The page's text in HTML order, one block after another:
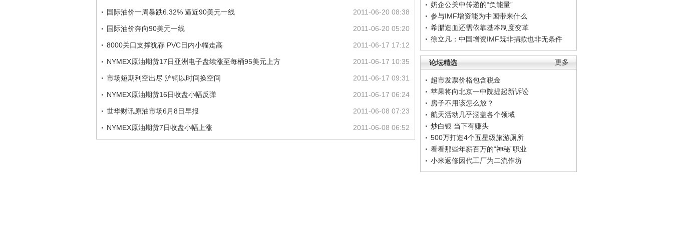
奶企公关中传递的“负能量”
参与IMF增资能为中国带来什么
希腊造血还需依靠基本制度变革
徐立凡：中国增资IMF既非捐款也非无条件
更多
论坛精选
超市发票价格包含税金
苹果将向北京一中院提起新诉讼
房子不用该怎么放？
航天活动几乎涵盖各个领域
炒白银 当下有赚头
500万打造4个五星级旅游厕所
看看那些年薪百万的“神秘”职业
小米返修因代工厂为二流作坊
2011-06-20 08:38
国际油价一周暴跌6.32% 逼近90美元一线
2011-06-20 05:20
国际油价奔向90美元一线
2011-06-17 17:12
8000关口支撑犹存 PVC日内小幅走高
2011-06-17 10:35
NYMEX原油期货17日亚洲电子盘续涨至每桶95美元上方
2011-06-17 09:31
市场短期利空出尽 沪铜以时间换空间
2011-06-17 06:24
NYMEX原油期货16日收盘小幅反弹
2011-06-08 07:23
世华财讯原油市场6月8日早报
2011-06-08 06:52
NYMEX原油期货7日收盘小幅上涨